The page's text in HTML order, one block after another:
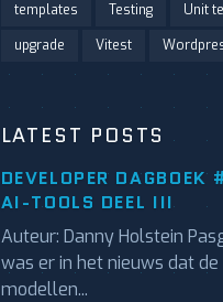
templates
Testing
Unit
upgrade
Vitest
LATEST POSTS
DEVELOPER
AI-TOOLS DEEL III
Auteur: Danny Holstein
was er in het nieuws dat de
modellen...